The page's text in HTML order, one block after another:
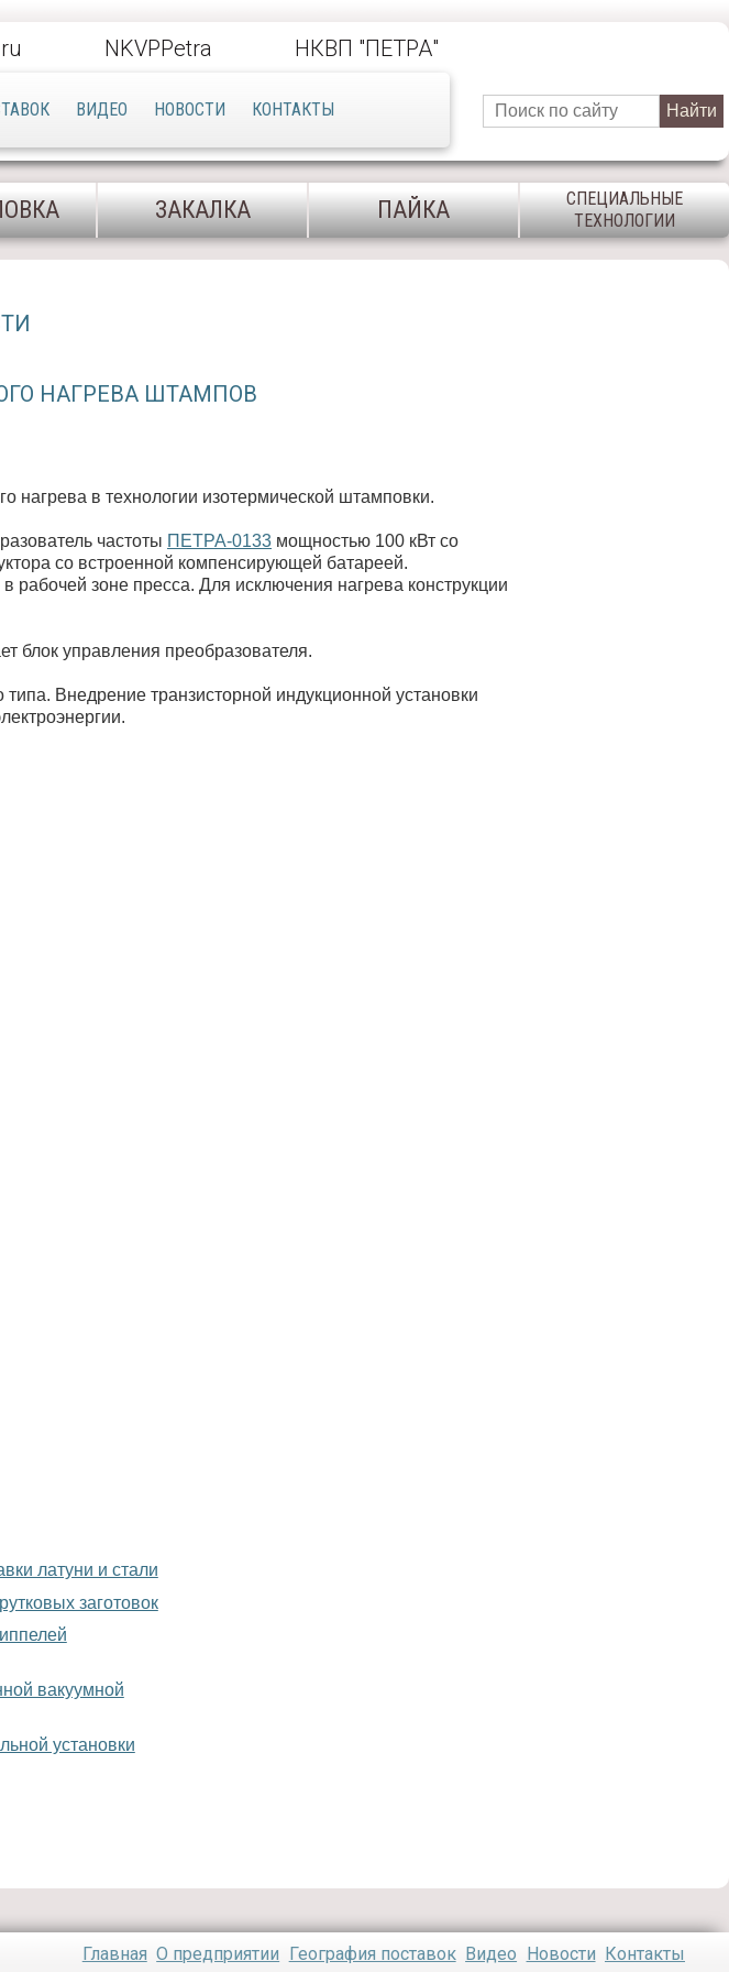
NKVPPetra НКВП ″ПЕТРА″
ВИДЕО НОВОСТИ КОНТАКТЫ
ЗАКАЛКА ПАЙКА
СПЕЦИАЛЬНЫЕ
ТЕХНОЛОГИИ
НАГРЕВА ШТАМПОВ
нагрева в технологии изотермической штамповки.
частоты ПЕТРА-0133 мощностью 100 кВт со
со встроенной компенсирующей батареей.
рабочей зоне пресса. Для исключения нагрева конструкции
блок управления преобразователя.
Внедрение транзисторной индукционной установки
латуни и стали
заготовок
вакуумной
установки
Главная О предприятии География поставок Видео Новости Контакты